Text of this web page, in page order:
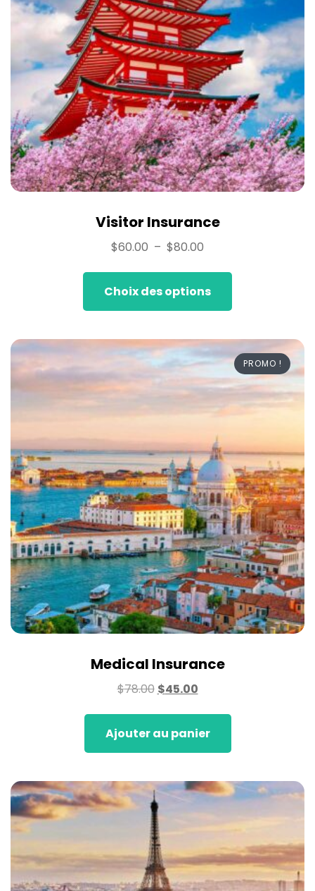
Visitor Insurance
$60.00 – $80.00
Choix des options
PROMO !
Medical Insurance
$78.00 $45.00
Ajouter au panier